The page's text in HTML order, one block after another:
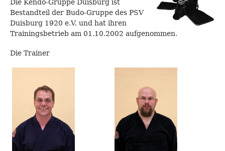
Die Kendo-Gruppe Duisburg ist
Bestandteil der Budo-Gruppe des PSV
Duisburg 1920 e.V. und hat ihren
Trainingsbetrieb am 01.10.2002 aufgenommen.
Die Trainer